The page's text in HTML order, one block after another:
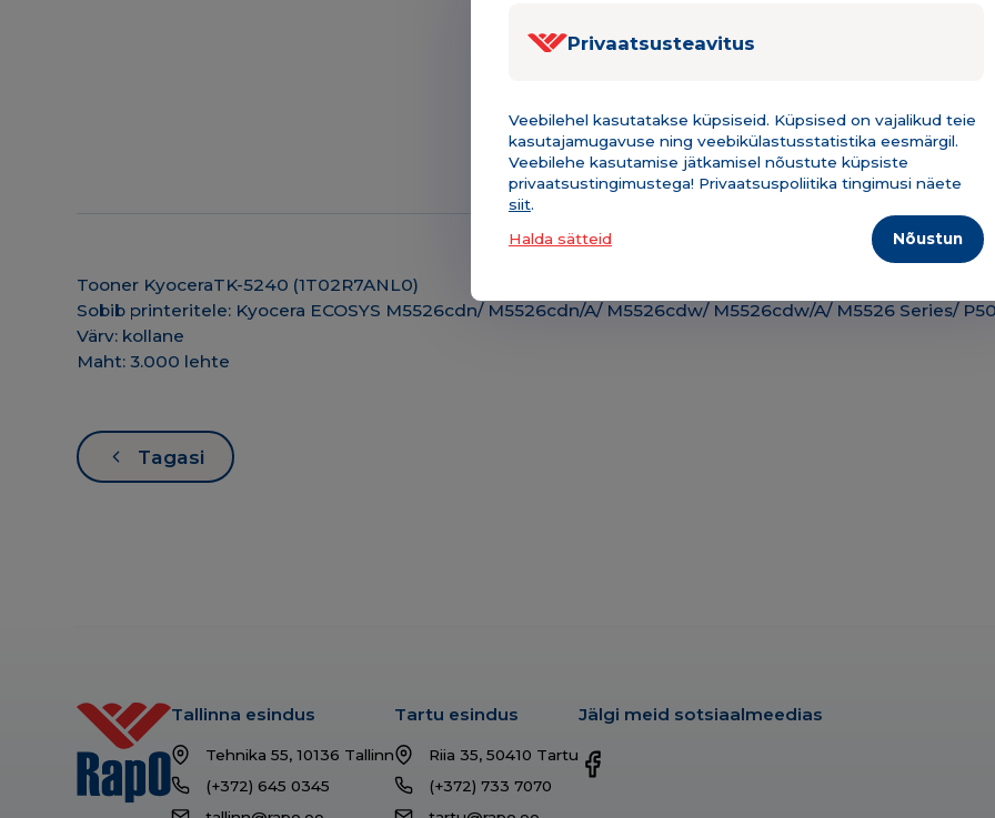
Privaatsusteavitus
Veebilehel kasutatakse küpsiseid. Küpsised on vajalikud teie
kasutajamugavuse ning veebikülastusstatistika eesmärgil.
Veebilehe kasutamise jätkamisel nõustute küpsiste
privaatsustingimustega! Privaatsuspoliitika tingimusi näete
siit.
Halda sätteid
Nõustun
Kirjeldus & tehniline infoLisainfo
Tooner KyoceraTK-5240 (1T02R7ANL0)
Sobib printeritele: Kyocera ECOSYS M5526cdn/ M5526cdn/A/ M5526cdw/ M5526cdw/A/ M5526 Series/
Värv: kollane
Maht: 3.000 lehte
Tagasi
Tallinna esindus
Tehnika 55, 10136 Tallinn
(+372) 645 0345
Tartu esindus
Riia 35, 50410 Tartu
(+372) 733 7070
Jälgi meid sotsiaalmeedias